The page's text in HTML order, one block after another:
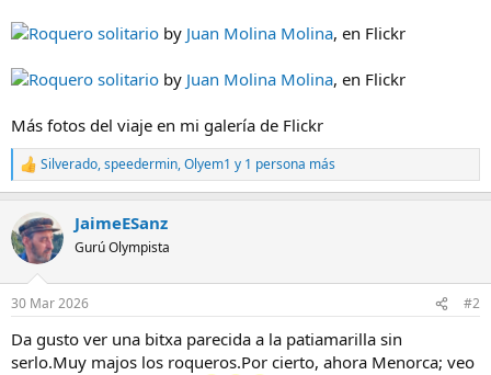
aRoquero solitario by Juan Molina Molina, en Flickr
Roquero solitario by Juan Molina Molina, en Flickr
Más fotos del viaje en mi galería de Flickr
R
e
c
c
i
e
:
Silverado,speedermin,Olyem1 y 1 persona más
JaimeESanz
Gurú Olympista
30 Mar 2026 #2
Da gusto ver una bitxa parecida a la patiamarilla sin
serlo.Muy majos los roqueros.Por cierto, ahora Menorca; veo